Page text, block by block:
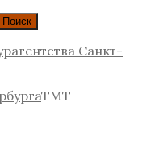
Санкт-
ТМТ